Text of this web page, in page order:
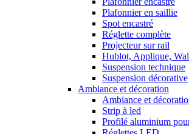
Plafonnier en saillie
Spot encastré
Réglette complète
Projecteur sur rail
Hublot, Applique,
Suspension technique
Suspension décorative
Ambiance et décoration
Ambiance et
Strip à led
Profilé aluminium